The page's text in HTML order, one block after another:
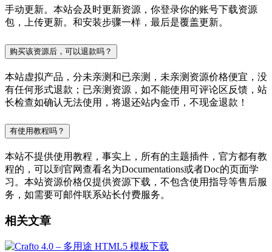
手动更新。本站会及时更新资源，你登录你的账号下载资源
包，上传更新。和安装步骤一样，最后是覆盖更新。
购买该资源后，可以退款吗？
本站虚拟产品，分未亲测和已亲测，未亲测资源价格便宜，没
有任何形式退款；已亲测资源，如不能使用可评论区反馈，站
长检查如确认无法使用，将退还站内金币，不现金退款！
有使用教程吗？
本站不提供使用教程，事实上，所有的主题插件，官方都有教
程的，可以到官网查看名为Documentations或者Doc的页面学
习。本站资源价格仅提供资源下载，不包含使用指导等售后服
务，如需要可邮件联系站长付费服务。
相关文章